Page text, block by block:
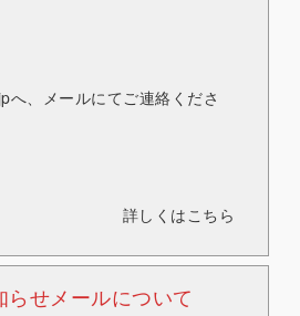
へ、メールにてご連絡くださ
詳しくはこちら
らせメールについて